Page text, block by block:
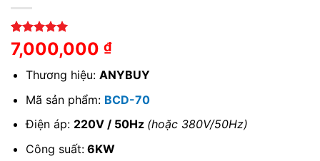
5.00trên 5
dựa trên
1
7,000,000 ₫
Thương hiệu: ANYBUY
Mã sản phẩm: BCD-70
Điện áp: 220V / 50Hz (hoặc 380V/50Hz)
Công suất:6KW